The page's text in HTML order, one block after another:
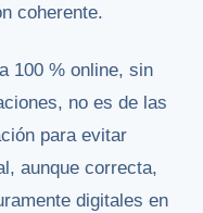
coherente.
100 % online, sin
no es de las
para evitar
aunque correcta,
digitales en